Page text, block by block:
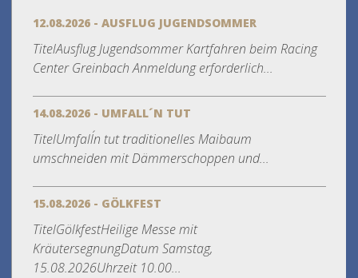
12.08.2026 - AUSFLUG JUGENDSOMMER
TitelAusflug Jugendsommer Kartfahren beim Racing
Center Greinbach Anmeldung erforderlich...
14.08.2026 - UMFALL´N TUT
TitelUmfall´n tut traditionelles Maibaum
umschneiden mit Dämmerschoppen und...
15.08.2026 - GÖLKFEST
TitelGölkfestHeilige Messe mit
KräutersegnungDatum Samstag,
15.08.2026Uhrzeit 10.00...